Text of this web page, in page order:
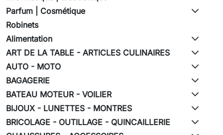
Parfum | Cosmétique
Robinets
Alimentation
ART DE LA TABLE - ARTICLES CULINAIRES
AUTO - MOTO
BAGAGERIE
BATEAU MOTEUR - VOILIER
BIJOUX - LUNETTES - MONTRES
BRICOLAGE - OUTILLAGE - QUINCAILLERIE